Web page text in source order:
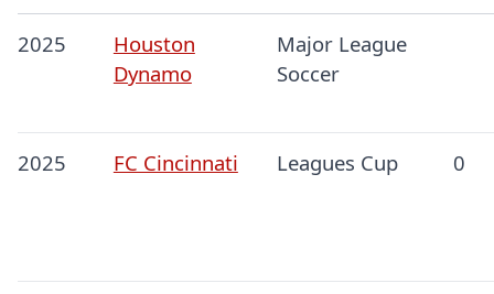
2025
Houston
Dynamo
Major League
Soccer
2025 FC Cincinnati Leagues Cup 0